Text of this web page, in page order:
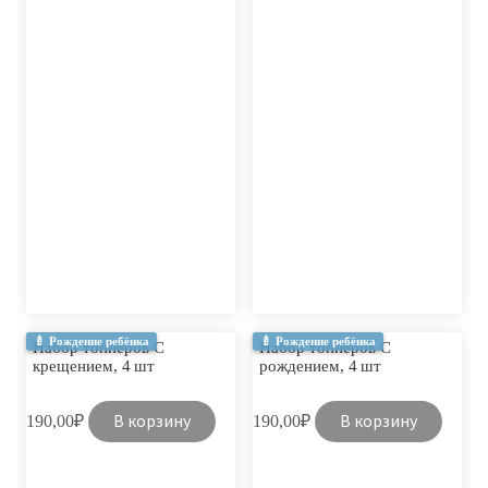
🍼 Рождение ребёнка
Набор топперов С
крещением, 4 шт
190,00₽ В корзину
🍼 Рождение ребёнка
Набор топперов С
рождением, 4 шт
190,00₽ В корзину